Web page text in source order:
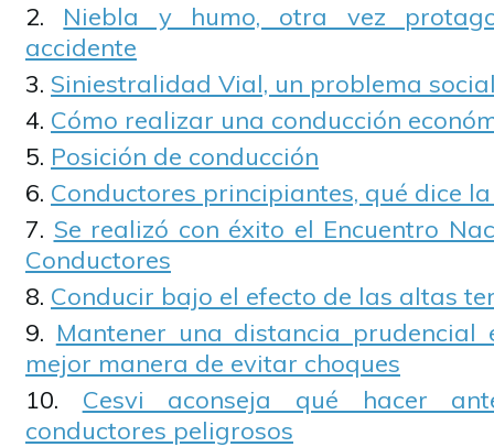
Niebla y humo, otra vez
accidente
Siniestralidad Vial, un problema
Cómo realizar una conducción
Posición de conducción
Conductores principiantes, qué dice
Se realizó con éxito el Encuentro
Conductores
Conducir bajo el efecto de las altas
Mantener una distancia prudencial
mejor manera de evitar choques
Cesvi aconseja qué hacer
conductores peligrosos